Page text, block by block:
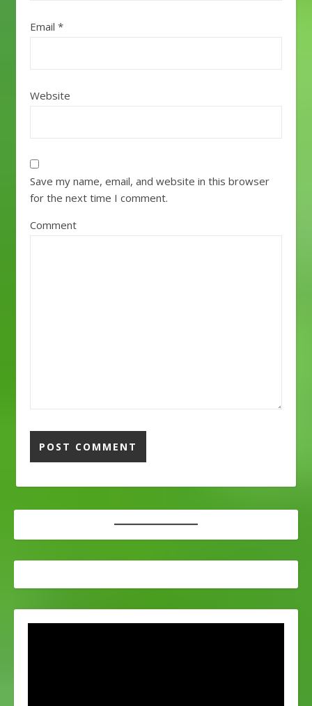
Email *
Website
Save my name, email, and website in this browser
for the next time I comment.
Comment